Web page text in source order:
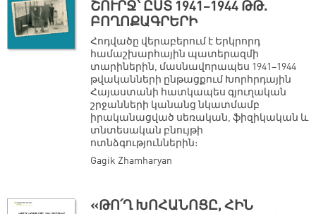
ՇՈՒՐՋ՝ ԸՍՏ 1941–1944 ԹԹ.
ԲՈՂՈՔԱԳՐԵՐԻ
Հոդվածը վերաբերում է Երկրորդ
համաշխարհային պատերազմի
տարիներին, մասնավորապես 1941–1944
թվականների ընթացքում Խորհրդային
Հայաստանի հատկապես գյուղական
շրջանների կանանց նկատմամբ
իրականացված սեռական, ֆիզիկական և
տնտեսական բնույթի
ոտնձգություններին։
Gagik Zhamharyan
«ԹՈ՛Ղ ԽՈՀԱՆՈՑԸ, ՀԻՆ